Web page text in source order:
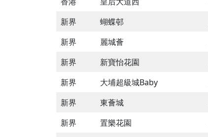
新界
蝴蝶邨
新界
麗城薈
新界
新寶怡花園
新界
大埔超級城Baby
新界
東薈城
新界
置樂花園